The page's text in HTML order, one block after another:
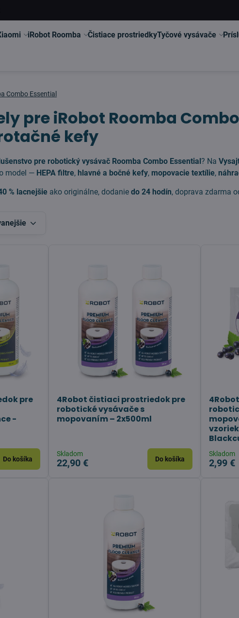
iRobot Roomba Čistiace prostriedkyTyčové vysávače
Combo Essential
pre iRobot Roomba
kefy
pre robotický vysávač Roomba Combo Essential? Na
model — HEPA filtre, hlavné a bočné kefy, mopovacie textílie,
% lacnejšie ako originálne, dodaniedo 24 hodín, doprava zdarma
pre
-
Do košíka
4Robot čistiaci prostriedok pre
robotické vysávače s
mopovaním – 2x500ml
Skladom
22,90 € Do košíka
vzoriek
Skladom
2,99 €